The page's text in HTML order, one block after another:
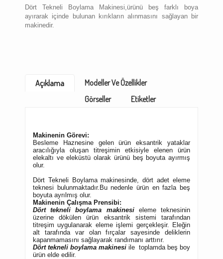
Dört Tekneli Boylama Makinesi,ürünü beş farklı boya
ayırarak içinde bulunan kırıkların alınmasını sağlayan bir
makinedir.
Açıklama
Modeller Ve Özellikler
Görseller
Etiketler
Makinenin Görevi:
Besleme Haznesine gelen ürün eksantrik yataklar
aracılığıyla oluşan titreşimin etkisiyle elenen ürün
elekaltı ve eleküstü olarak ürünü beş boyuta ayırmış
olur.
Dört Tekneli Boylama makinesinde, dört adet eleme
teknesi bulunmaktadır.Bu nedenle ürün en fazla beş
boyuta ayrılmış olur.
Makinenin Çalışma Prensibi:
Dört tekneli boylama makinesi eleme teknesinin
üzerine dökülen ürün eksantrik sistemi tarafından
titreşim uygulanarak eleme işlemi gerçekleşir. Eleğin
alt tarafında var olan fırçalar sayesinde deliklerin
kapanmamasını sağlayarak randımanı arttırır.
Dört tekneli boylama makinesi ile toplamda beş boy
ürün elde edilir.